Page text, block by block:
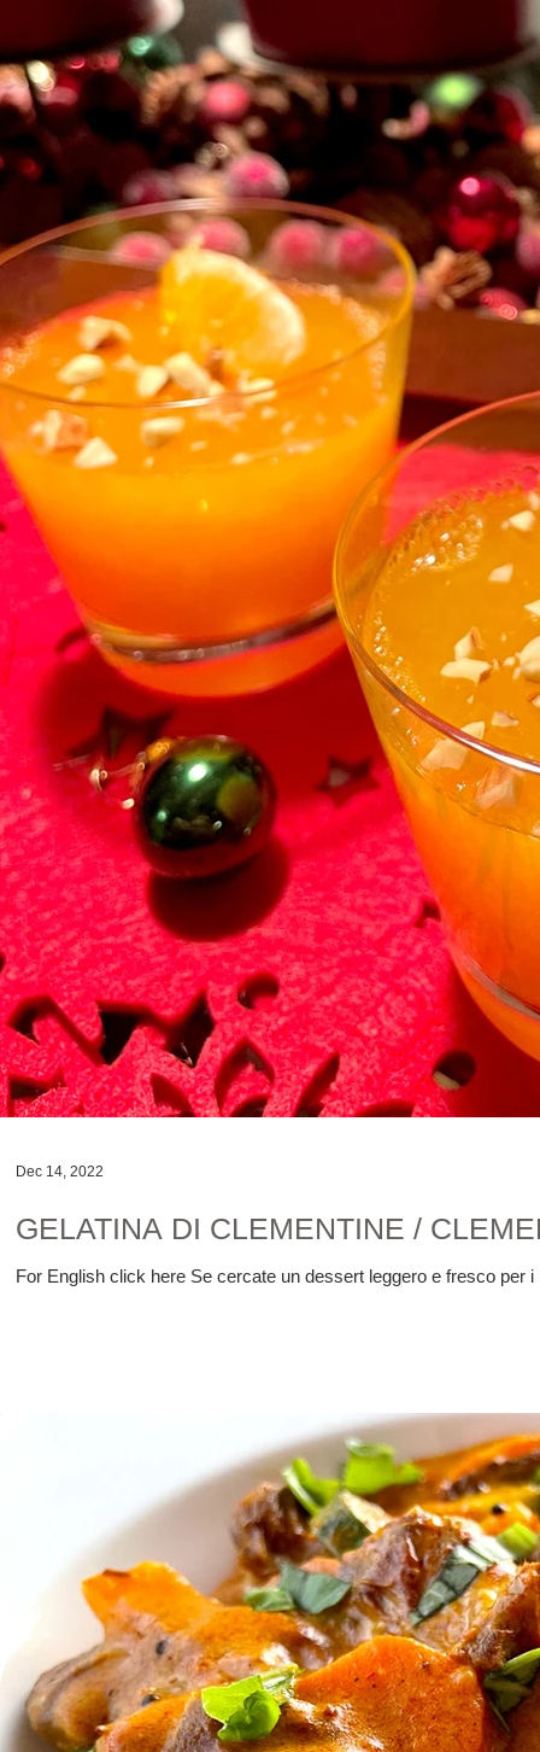
GELATINA DI CLEMENTINE /
For English click here Se cercate un dessert leggero e fresco per
Dec 14, 2022